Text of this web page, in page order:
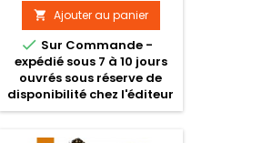
 Ajouter au panier
 Sur Commande -
expédié sous 7 à 10 jours
ouvrés sous réserve de
disponibilité chez l'éditeur